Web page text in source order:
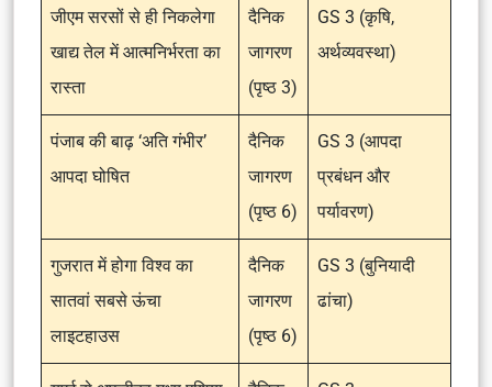
जीएम सरसों से ही निकलेगा
खाद्य तेल में आत्मनिर्भरता का
रास्ता
दैनिक
जागरण
(पृष्ठ 3)
GS 3 (कृषि,
अर्थव्यवस्था)
पंजाब की बाढ़ ‘अति गंभीर’
आपदा घोषित
दैनिक
जागरण
(पृष्ठ 6)
GS 3 (आपदा
प्रबंधन और
पर्यावरण)
गुजरात में होगा विश्व का
सातवां सबसे ऊंचा
लाइटहाउस
दैनिक
जागरण
(पृष्ठ 6)
GS 3 (बुनियादी
ढांचा)